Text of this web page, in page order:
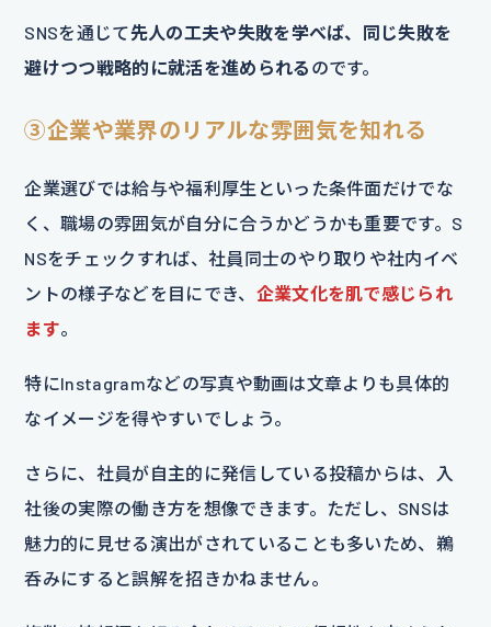
SNSを通じて先人の工夫や失敗を学べば、同じ失敗を
避けつつ戦略的に就活を進められる のです。
③企業や業界のリアルな雰囲気を知れる
企業選びでは給与や福利厚生といった条件面だけでな
く、職場の雰囲気が自分に合うかどうかも重要です。S
NSをチェックすれば、社員同士のやり取りや社内イベ
ントの様子などを目にでき、 企業文化を肌で感じられ
ます。
特にInstagramなどの写真や動画は文章よりも具体的
なイメージを得やすいでしょう。
さらに、社員が自主的に発信している投稿からは、入
社後の実際の働き方を想像できます。ただし、SNSは
魅力的に見せる演出がされていることも多いため、鵜
呑みにすると誤解を招きかねません。